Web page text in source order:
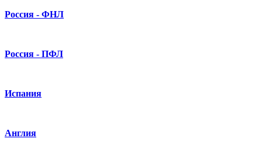
Россия - ФНЛ
Россия - ПФЛ
Испания
Англия